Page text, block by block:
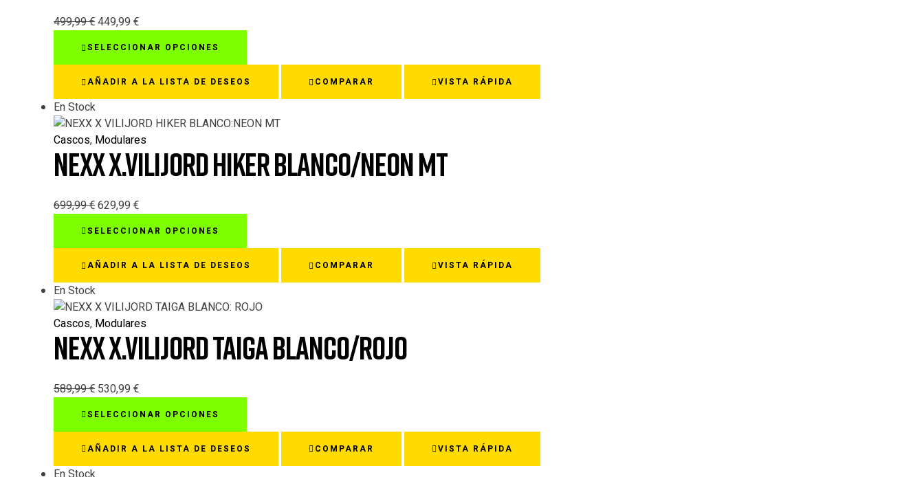
499,99€449,99 €
SELECCIONAR OPCIONES
múltiples
variantes.
Las
se
pueden
la
de
producto
AÑADIR A LA LISTA DE DESEOS COMPARAR VISTA RÁPIDA
En Stock
Cascos, Modulares
NEXX X.VILIJORD HIKER BLANCO/NEON MT
699,99€629,99 €
SELECCIONAR OPCIONES
múltiples
variantes.
Las
se
pueden
la
de
producto
AÑADIR A LA LISTA DE DESEOS COMPARAR VISTA RÁPIDA
En Stock
Cascos, Modulares
NEXX X.VILIJORD TAIGA BLANCO/ROJO
589,99€ 530,99 €
SELECCIONAR OPCIONES
múltiples
variantes.
AÑADIR A LA LISTA DE DESEOS COMPARAR VISTA RÁPIDA